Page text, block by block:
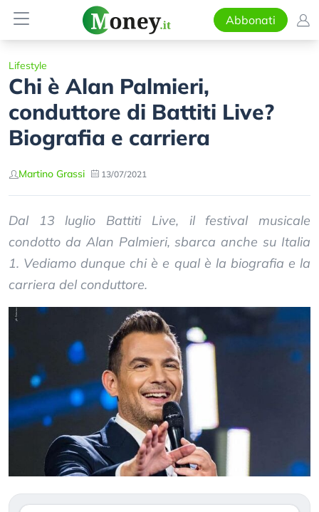
Abbonati
Lifestyle
Chi è Alan Palmieri,
conduttore di Battiti Live?
Biografia e carriera
Martino Grassi 13/07/2021
Dal 13 luglio Battiti Live, il festival musicale
condotto da Alan Palmieri, sbarca anche su Italia
1. Vediamo dunque chi è e qual è la biografia e la
carriera del conduttore.